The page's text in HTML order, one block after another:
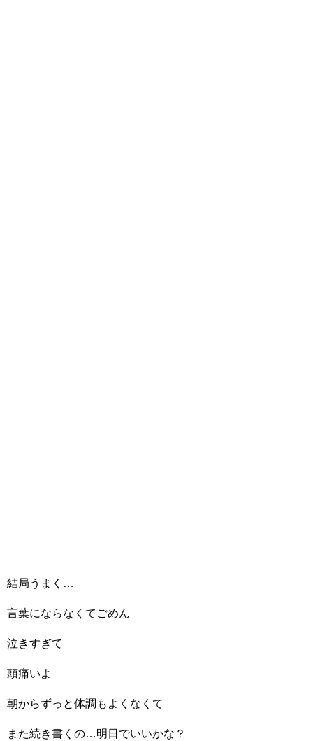
結局うまく…
言葉にならなくてごめん
泣きすぎて
頭痛いよ
朝からずっと体調もよくなくて
また続き書くの…明日でいいかな？